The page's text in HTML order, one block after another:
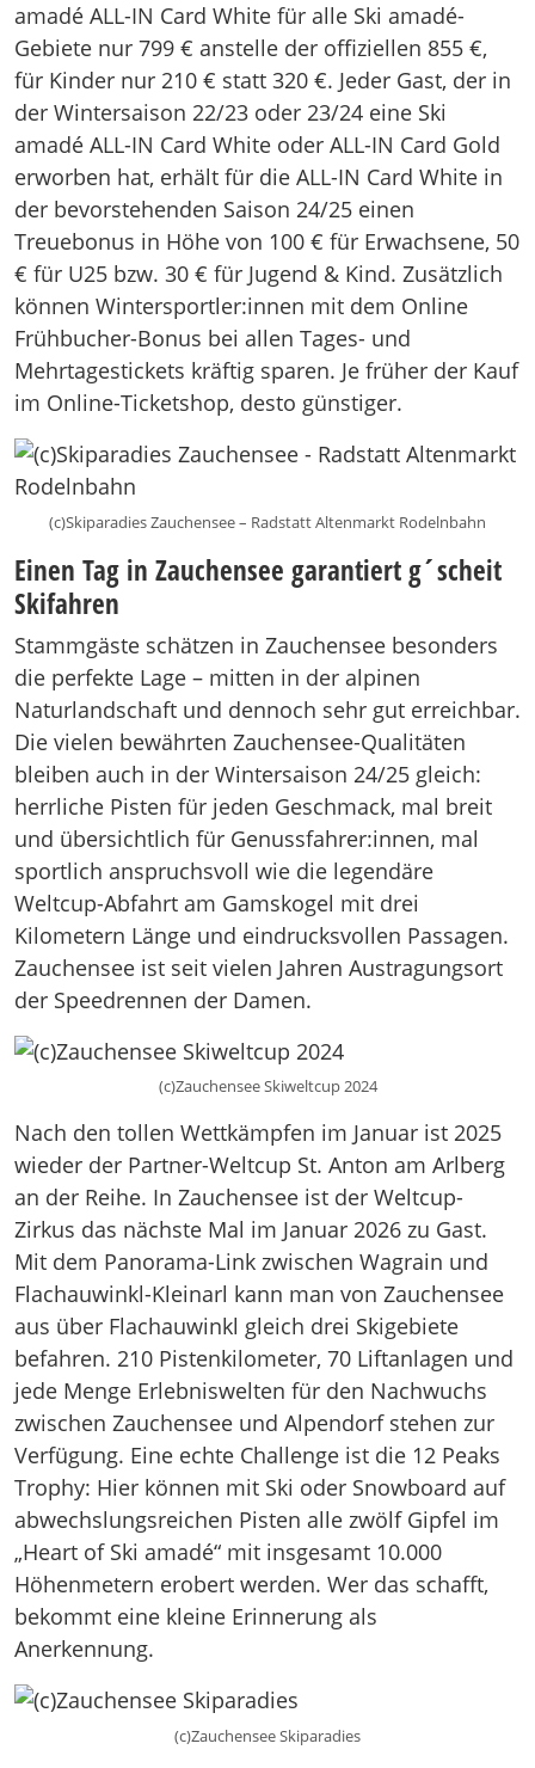
amadé ALL-IN Card White für alle Ski amadé-
Gebiete nur 799 € anstelle der offiziellen 855 €,
für Kinder nur 210 € statt 320 €. Jeder Gast, der in
der Wintersaison 22/23 oder 23/24 eine Ski
amadé ALL-IN Card White oder ALL-IN Card Gold
erworben hat, erhält für die ALL-IN Card White in
der bevorstehenden Saison 24/25 einen
Treuebonus in Höhe von 100 € für Erwachsene, 50
€ für U25 bzw. 30 € für Jugend & Kind. Zusätzlich
können Wintersportler:innen mit dem Online
Frühbucher-Bonus bei allen Tages- und
Mehrtagestickets kräftig sparen. Je früher der Kauf
im Online-Ticketshop, desto günstiger.
(c)Skiparadies Zauchensee – Radstatt Altenmarkt Rodelnbahn
Einen Tag in Zauchensee garantiert g´scheit
Skifahren
Stammgäste schätzen in Zauchensee besonders
die perfekte Lage – mitten in der alpinen
Naturlandschaft und dennoch sehr gut erreichbar.
Die vielen bewährten Zauchensee-Qualitäten
bleiben auch in der Wintersaison 24/25 gleich:
herrliche Pisten für jeden Geschmack, mal breit
und übersichtlich für Genussfahrer:innen, mal
sportlich anspruchsvoll wie die legendäre
Weltcup-Abfahrt am Gamskogel mit drei
Kilometern Länge und eindrucksvollen Passagen.
Zauchensee ist seit vielen Jahren Austragungsort
der Speedrennen der Damen.
(c)Zauchensee Skiweltcup 2024
Nach den tollen Wettkämpfen im Januar ist 2025
wieder der Partner-Weltcup St. Anton am Arlberg
an der Reihe. In Zauchensee ist der Weltcup-
Zirkus das nächste Mal im Januar 2026 zu Gast.
Mit dem Panorama-Link zwischen Wagrain und
Flachauwinkl-Kleinarl kann man von Zauchensee
aus über Flachauwinkl gleich drei Skigebiete
befahren. 210 Pistenkilometer, 70 Liftanlagen und
jede Menge Erlebniswelten für den Nachwuchs
zwischen Zauchensee und Alpendorf stehen zur
Verfügung. Eine echte Challenge ist die 12 Peaks
Trophy: Hier können mit Ski oder Snowboard auf
abwechslungsreichen Pisten alle zwölf Gipfel im
„Heart of Ski amadé“ mit insgesamt 10.000
Höhenmetern erobert werden. Wer das schafft,
bekommt eine kleine Erinnerung als
Anerkennung.
(c)Zauchensee Skiparadies